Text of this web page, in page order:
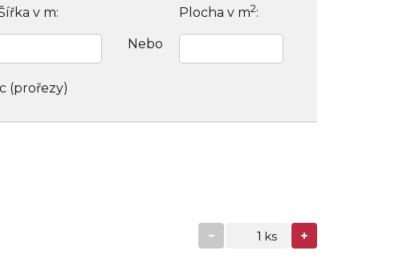
v m:
Nebo
Plocha v m2:
(prořezy)